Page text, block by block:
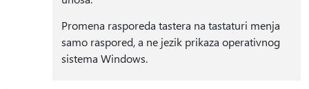
Promena rasporeda tastera na tastaturi menja
samo raspored, a ne jezik prikaza operativnog
sistema Windows.